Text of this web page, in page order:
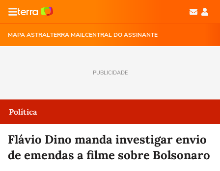
MAPA ASTRALTERRA MAILCENTRAL DO ASSINANTE
PUBLICIDADE
Política
Flávio Dino manda investigar envio
de emendas a filme sobre Bolsonaro